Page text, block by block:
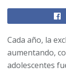
Cada año, la
aumentando,
adolescentes